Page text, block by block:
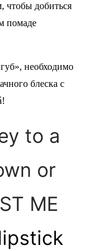
чтобы добиться
помаде
необходимо
блеска с
to a
or
ME